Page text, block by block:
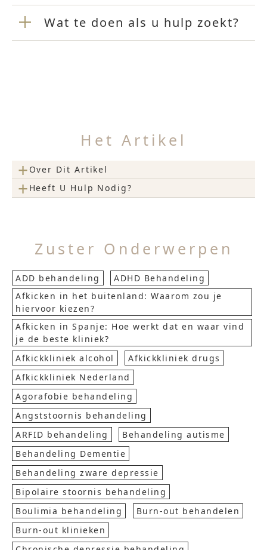
Wat te doen als u hulp zoekt?
Het Artikel
+ Over Dit Artikel
+ Heeft U Hulp Nodig?
Zuster Onderwerpen
ADD behandeling
ADHD Behandeling
Afkicken in het buitenland: Waarom zou je
hiervoor kiezen?
Afkicken in Spanje: Hoe werkt dat en waar vind
je de beste kliniek?
Afkickkliniek alcohol
Afkickkliniek drugs
Afkickkliniek Nederland
Agorafobie behandeling
Angststoornis behandeling
ARFID behandeling
Behandeling autisme
Behandeling Dementie
Behandeling zware depressie
Bipolaire stoornis behandeling
Boulimia behandeling
Burn-out behandelen
Burn-out klinieken